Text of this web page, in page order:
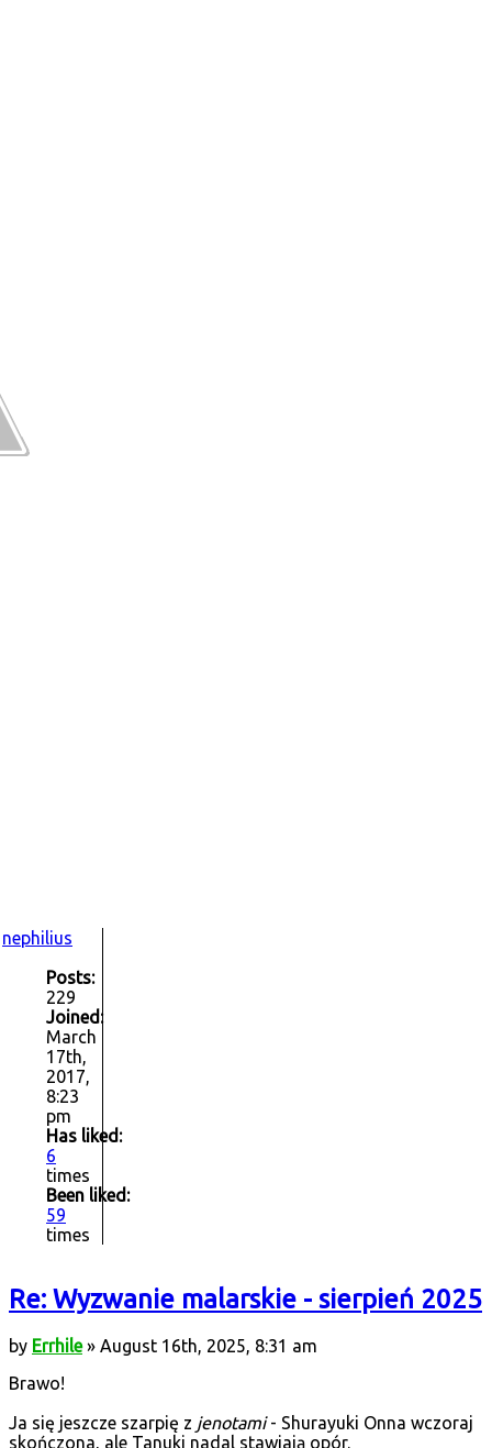
nephilius
Posts:
229
Joined:
March
17th,
2017,
8:23
pm
Has liked:
6
times
Been liked:
59
times
Re: Wyzwanie malarskie - sierpień 2025
by Errhile» August 16th, 2025, 8:31 am
Brawo!
Ja się jeszcze szarpię z jenotami- Shurayuki Onna wczoraj
skończona, ale Tanuki nadal stawiają opór.